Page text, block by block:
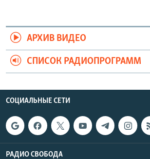
АРХИВ ВИДЕО
СПИСОК РАДИОПРОГРАММ
СОЦИАЛЬНЫЕ СЕТИ
РАДИО СВОБОДА